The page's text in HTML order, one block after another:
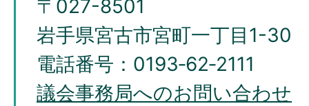
〒027-8501
岩手県宮古市宮町一丁目1-30
電話番号：0193‐62‐2111
議会事務局へのお問い合わせ